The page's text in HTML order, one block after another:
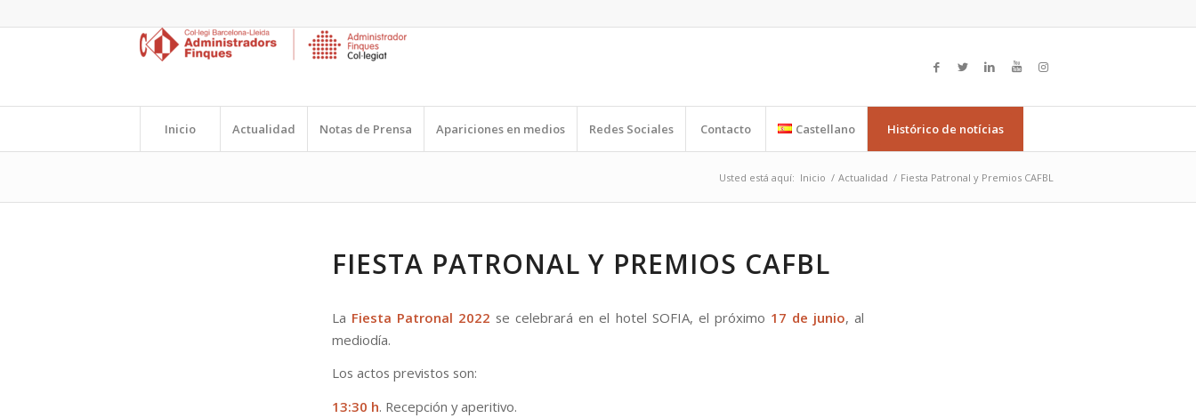
Inicio Actualidad Notas de Prensa Apariciones en medios Redes Sociales Contacto Castellano Histórico de notícias
Usted está aquí: Inicio / Actualidad / Fiesta Patronal y Premios CAFBL
FIESTA PATRONAL Y PREMIOS CAFBL
La Fiesta Patronal 2022 se celebrará en el hotel SOFIA, el próximo 17 de junio, al
mediodía.
Los actos previstos son:
13:30 h. Recepción y aperitivo.